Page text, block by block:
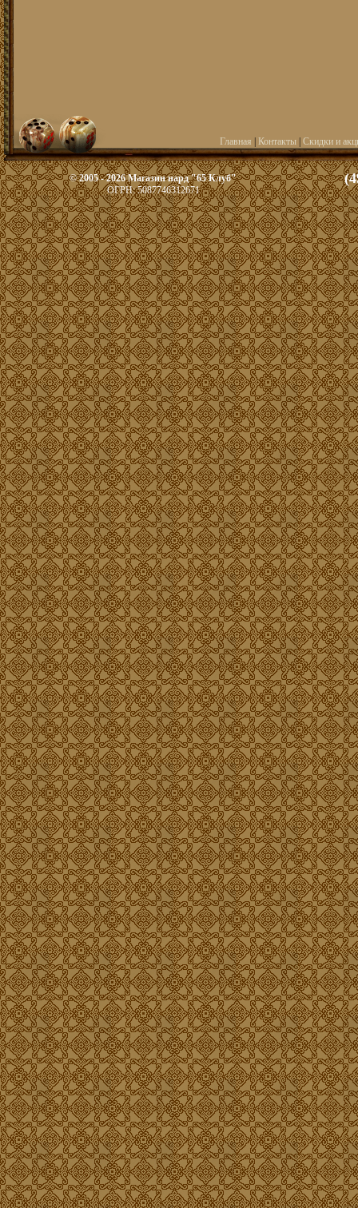
Главная Контакты Скидки и
© 2005 - 2026 Магазин нард "65 Клуб"
ОГРН: 5087746312671